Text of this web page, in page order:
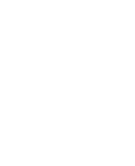
El sorteo de
, único
a uno de los clubes
de Madrid. El choque